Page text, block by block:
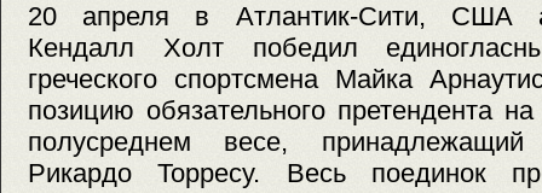
20 апреля в Атлантик-Сити, США
Кендалл Холт победил
греческого спортсмена Майка
позицию обязательного претендента
полусреднем весе,
Рикардо Торресу. Весь поединок